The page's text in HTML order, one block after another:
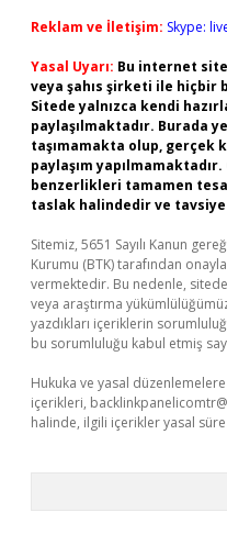
Reklam ve İletişim: Skype:
Yasal Uyarı: Bu internet
veya şahıs şirketi ile hiçbir
Sitede yalnızca kendi
paylaşılmaktadır. Burada
taşımamakta olup, gerçek
paylaşım
benzerlikleri tamamen
taslak halindedir ve
Sitemiz, 5651 Sayılı Kanun
Kurumu (BTK) tarafından
vermektedir. Bu nedenle,
veya araştırma
yazdıkları içeriklerin
bu sorumluluğu kabul etmiş
Hukuka ve yasal
içerikleri,
halinde, ilgili içerikler yasal